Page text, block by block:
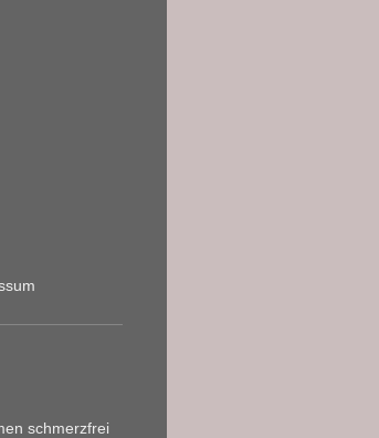
schmerzfrei